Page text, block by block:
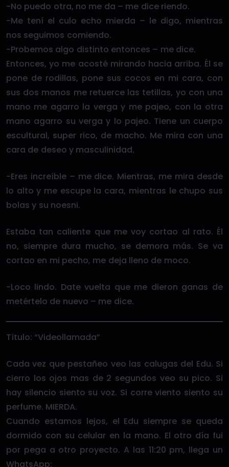
-No puedo otra, no me da – me dice riendo.
-Me tení el culo echo mierda – le digo, mientras
nos seguimos comiendo.
-Probemos algo distinto entonces – me dice.
Entonces, yo me acosté mirando hacia arriba. Él se
pone de rodillas, pone sus cocos en mi cara, con
sus dos manos me retuerce las tetillas, yo con una
mano me agarro la verga y me pajeo, con la otra
mano agarro su verga y lo pajeo. Tiene un cuerpo
escultural, super rico, de macho. Me mira con una
cara de deseo y masculinidad.
-Eres increíble – me dice. Mientras, me mira desde
lo alto y me escupe la cara, mientras le chupo sus
bolas y su noesni.
Estaba tan caliente que me voy cortao al rato. Él
no, siempre dura mucho, se demora más. Se va
cortao en mi pecho, me deja lleno de moco.
-Loco lindo. Date vuelta que me dieron ganas de
metértelo de nuevo – me dice.
Título: “Videollamada”
Cada vez que pestañeo veo las calugas del Edu. Si
cierro los ojos mas de 2 segundos veo su pico. Si
hay silencio siento su voz. Si corre viento siento su
perfume. MIERDA.
Cuando estamos lejos, el Edu siempre se queda
dormido con su celular en la mano. El otro día fui
por pega a otro proyecto. A las 11:20 pm, llega un
WhatsApp: